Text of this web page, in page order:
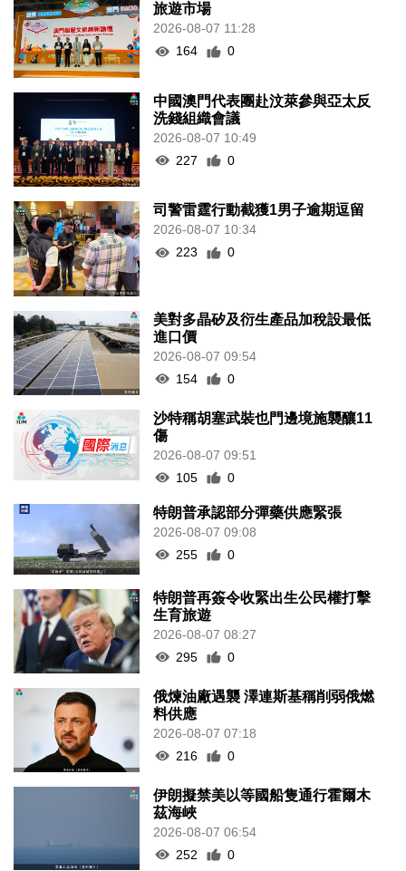
旅遊市場
2026-08-07 11:28
164
0
中國澳門代表團赴汶萊參與亞太反
洗錢組織會議
2026-08-07 10:49
227
0
司警雷霆行動截獲1男子逾期逗留
2026-08-07 10:34
223
0
美對多晶矽及衍生產品加稅設最低
進口價
2026-08-07 09:54
154
0
沙特稱胡塞武裝也門邊境施襲釀11
傷
2026-08-07 09:51
105
0
特朗普承認部分彈藥供應緊張
2026-08-07 09:08
255
0
特朗普再簽令收緊出生公民權打擊
生育旅遊
2026-08-07 08:27
295
0
俄煉油廠遇襲 澤連斯基稱削弱俄燃
料供應
2026-08-07 07:18
216
0
伊朗擬禁美以等國船隻通行霍爾木
茲海峽
2026-08-07 06:54
252
0